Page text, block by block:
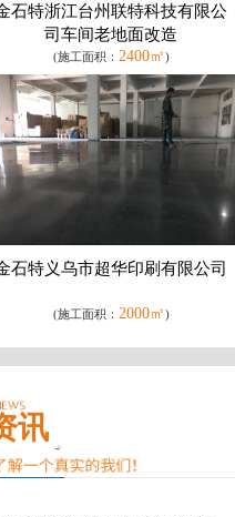
石特浙江台州联特科技有限公
司车间老地面改造
(施工面积： 2400㎡)
石特义乌市超华印刷有限公司
(施工面积： 2000㎡)
讯